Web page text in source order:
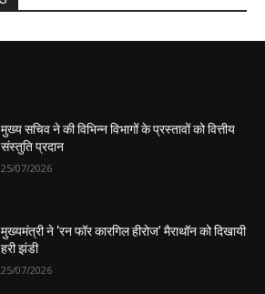
मुख्य सचिव ने की विभिन्न विभागों के प्रस्तावों को वित्तीय
संस्तुति प्रदान
25/07/2026
मुख्यमंत्री ने ‘रन फॉर कारगिल हीरोज’ मैराथॉन को दिखायी
हरी झंडी
25/07/2026